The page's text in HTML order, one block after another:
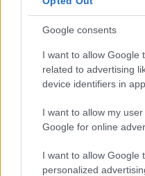
Google consents
I want to allow Google
related to advertising
device identifiers in
I want to allow my
Google for online
I want to allow Google
personalized
Η παρουσίαση
Πεκίνουγια την
βιομηχανίας
έχει
βασικούς τομείς
την περίοδο 2026-
νέου Πενταετούς
τα ανθρωποειδή να